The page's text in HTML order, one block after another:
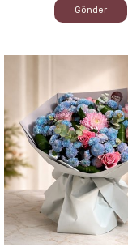
Gönder